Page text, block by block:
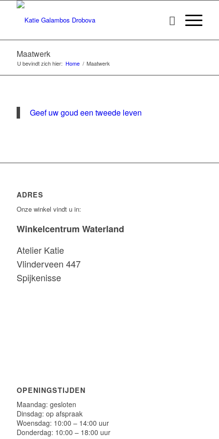
Maatwerk
U bevindt zich hier: Home / Maatwerk
Geef uw goud een tweede leven
ADRES
Onze winkel vindt u in:
Winkelcentrum Waterland
Atelier Katie
Vlinderveen 447
Spijkenisse
OPENINGSTIJDEN
Maandag: gesloten
Dinsdag: op afspraak
Woensdag: 10:00 – 14:00 uur
Donderdag: 10:00 – 18:00 uur